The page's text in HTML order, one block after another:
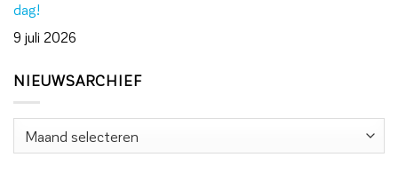
dag!
9 juli 2026
NIEUWSARCHIEF
Nieuwsarchief